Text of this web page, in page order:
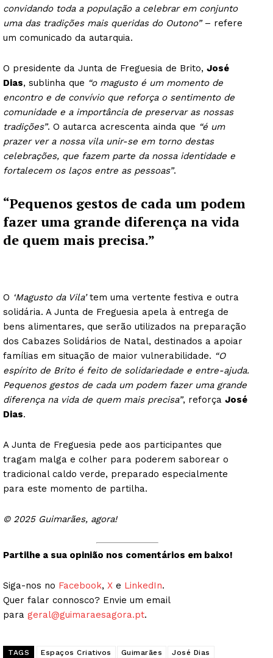
convidando toda a população a celebrar em conjunto
uma das tradições mais queridas do Outono”– refere
um comunicado da autarquia.
O presidente da Junta de Freguesia de Brito, José
Dias, sublinha que “o magusto é um momento de
encontro e de convívio que reforça o sentimento de
comunidade e a importância de preservar as nossas
tradições”. O autarca acrescenta ainda que “é um
prazer ver a nossa vila unir-se em torno destas
celebrações, que fazem parte da nossa identidade e
fortalecem os laços entre as pessoas”.
“Pequenos gestos de cada um podem
fazer uma grande diferença na vida
de quem mais precisa.”
O ‘Magusto da Vila’tem uma vertente festiva e outra
solidária. A Junta de Freguesia apela à entrega de
bens alimentares, que serão utilizados na preparação
dos Cabazes Solidários de Natal, destinados a apoiar
famílias em situação de maior vulnerabilidade. “O
espírito de Brito é feito de solidariedade e entre-ajuda.
Pequenos gestos de cada um podem fazer uma grande
diferença na vida de quem mais precisa”, reforça José
Dias.
A Junta de Freguesia pede aos participantes que
tragam malga e colher para poderem saborear o
tradicional caldo verde, preparado especialmente
para este momento de partilha.
© 2025 Guimarães, agora!
Partilhe a sua opinião nos comentários em baixo!
Siga-nos no Facebook, X e LinkedIn.
Quer falar connosco? Envie um email
para geral@guimaraesagora.pt.
TAGS Espaços Criativos Guimarães
José Dias